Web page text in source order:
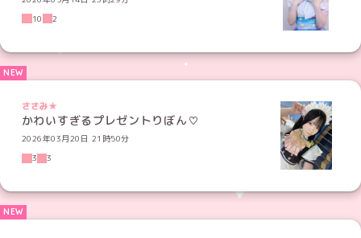
10
2
ささみ★
かわいすぎるプレゼントりぼん♡
2026年03月20日 21時50分
3
3